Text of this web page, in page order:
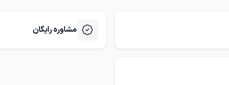
مشاوره رایگان